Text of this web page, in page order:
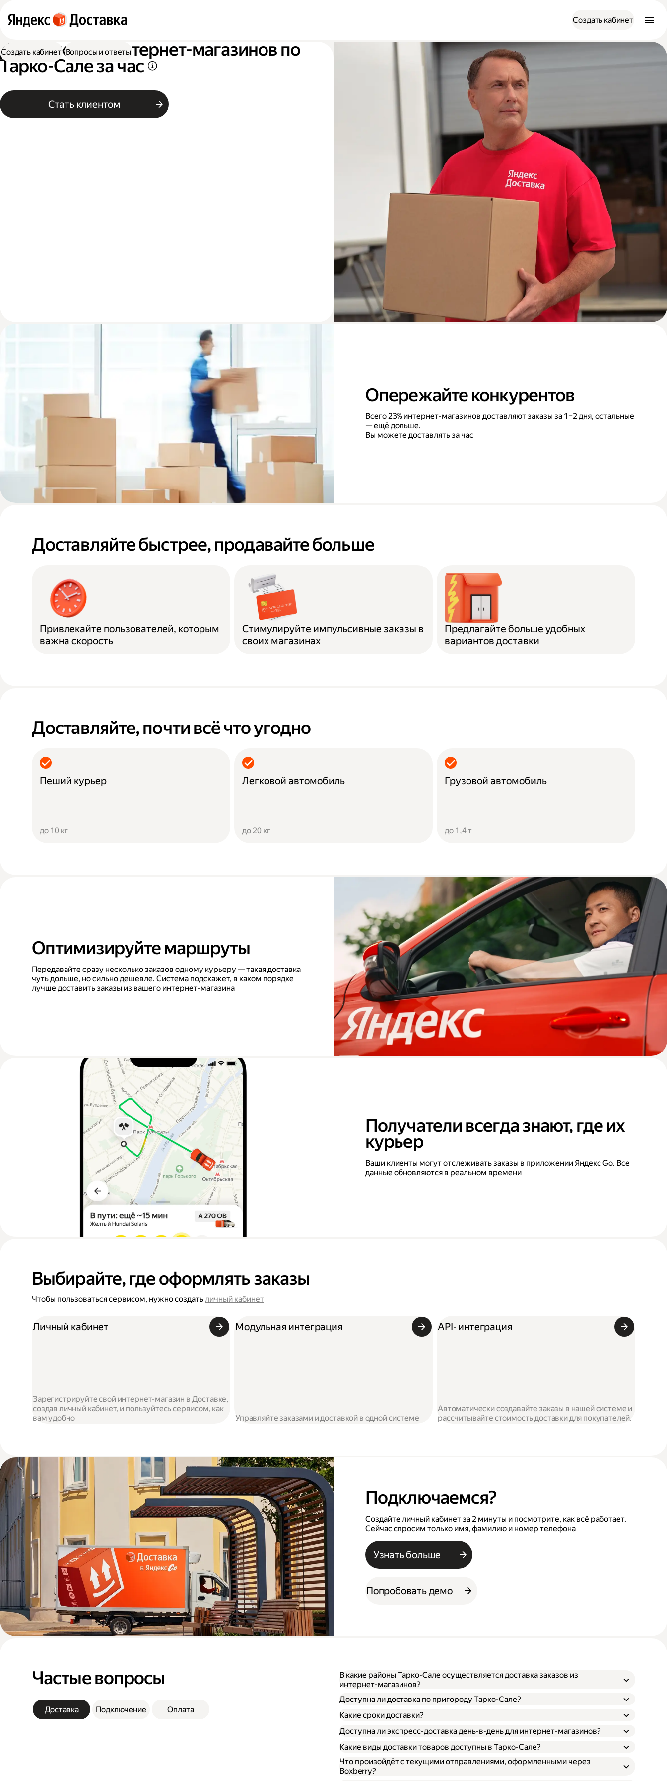
Создать кабинет
Доставка для интернет-магазинов по
Тарко-Сале за час
Стать клиентом
Создать кабинет Вопросы и ответы
Опережайте конкурентов
Всего 23% интернет-магазинов доставляют заказы за 1–2 дня, остальные
— ещё дольше.
Вы можете доставлять за час
Доставляйте быстрее, продавайте больше
Привлекайте пользователей, которым
важна скорость
Стимулируйте импульсивные заказы в
своих магазинах
Предлагайте больше удобных
вариантов доставки
Доставляйте, почти всё что угодно
Пеший курьер
до 10 кг
Легковой автомобиль
до 20 кг
Грузовой автомобиль
до 1,4 т
Оптимизируйте маршруты
Передавайте сразу несколько заказов одному курьеру — такая доставка
чуть дольше, но сильно дешевле. Система подскажет, в каком порядке
лучше доставить заказы из вашего интернет-магазина
Получатели всегда знают, где их
курьер
Ваши клиенты могут отслеживать заказы в приложении Яндекс Go. Все
данные обновляются в реальном времени
Выбирайте, где оформлять заказы
Чтобы пользоваться сервисом, нужно создатьличный кабинет
Личный кабинет
Зарегистрируйте свой интернет-магазин в Доставке,
создав личный кабинет, и пользуйтесь сервисом, как
вам удобно
Модульная интеграция
Управляйте заказами и доставкой в одной системе
API- интеграция
Автоматически создавайте заказы в нашей системе и
рассчитывайте стоимость доставки для покупателей.
Подключаемся?
Создайте личный кабинет за 2 минуты и посмотрите, как всё работает.
Сейчас спросим только имя, фамилию и номер телефона
Узнать больше
Попробовать демо
Частые вопросы
Доставка Подключение Оплата
В какие районы Тарко-Сале осуществляется доставка заказов из
интернет-магазинов?
Доступна ли доставка по пригороду Тарко-Сале?
Какие сроки доставки?
Доступна ли экспресс-доставка день-в-день для интернет-магазинов?
Какие виды доставки товаров доступны в Тарко-Сале?
Что произойдёт с текущими отправлениями, оформленными через
Boxberry?